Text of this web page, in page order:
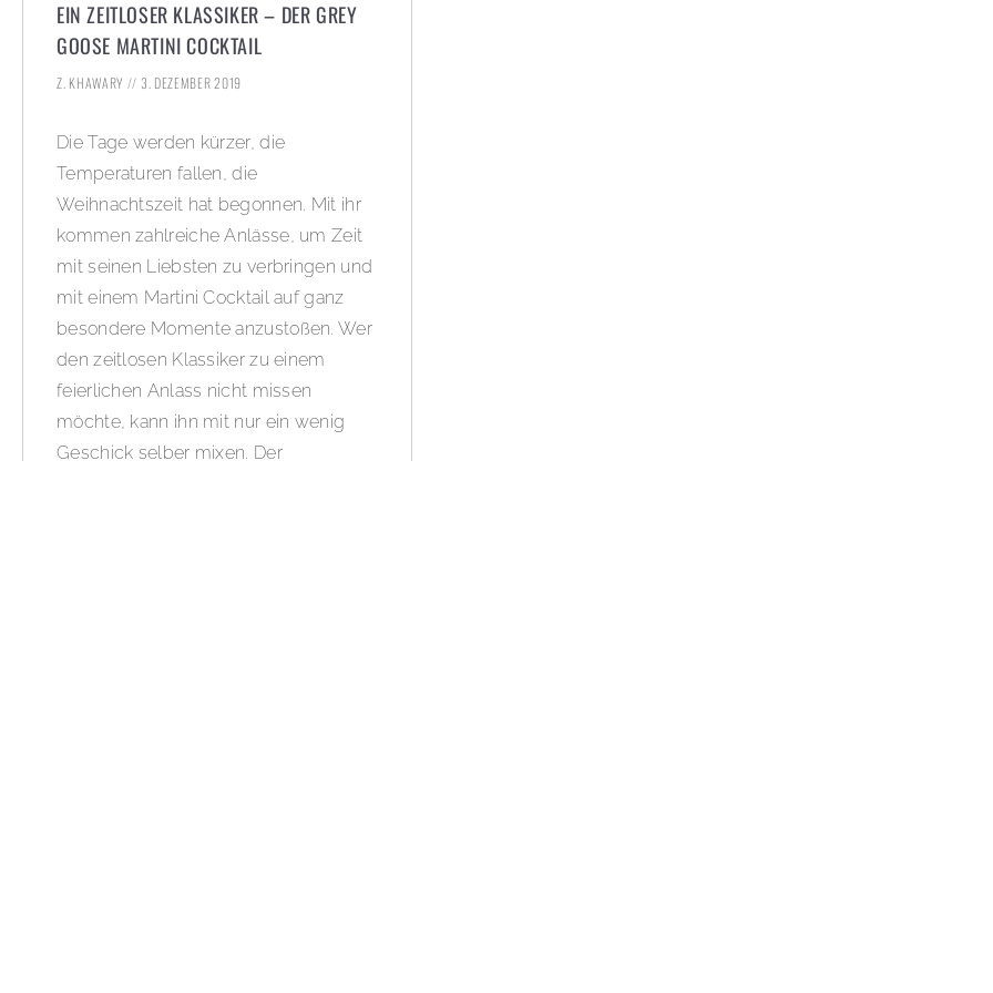
EIN ZEITLOSER KLASSIKER – DER GREY
GOOSE MARTINI COCKTAIL
Z. KHAWARY 3. DEZEMBER 2019
Die Tage werden kürzer, die
Temperaturen fallen, die
Weihnachtszeit hat begonnen. Mit ihr
kommen zahlreiche Anlässe, um Zeit
mit seinen Liebsten zu verbringen und
mit einem Martini Cocktail auf ganz
besondere Momente anzustoßen. Wer
den zeitlosen Klassiker zu einem
feierlichen Anlass nicht missen
möchte, kann ihn mit nur ein wenig
Geschick selber mixen. Der